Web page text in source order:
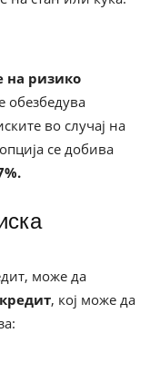
на ризико
обезбедува
во случај на
се добива
може да
, кој може да